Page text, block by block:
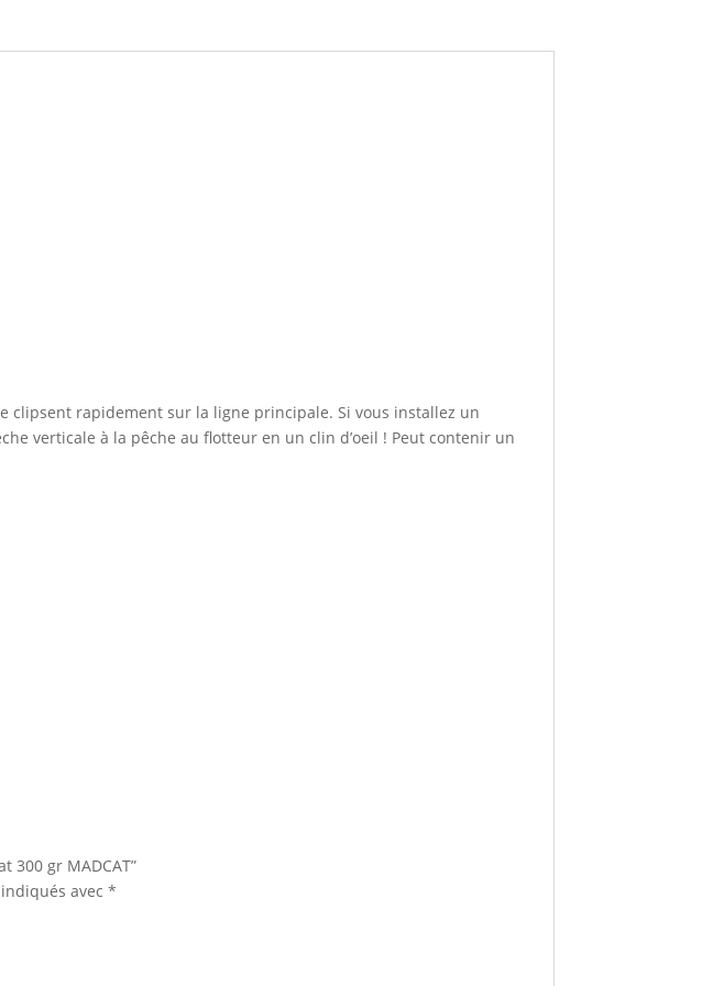
clipsent rapidement sur la ligne principale. Si vous installez un
verticale à la pêche au flotteur en un clin d’oeil ! Peut contenir un
300 gr MADCAT”
avec *